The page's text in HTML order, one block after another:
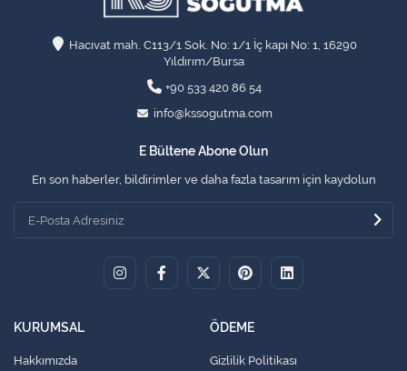
Hacıvat mah. C113/1 Sok. No: 1/1 İç kapı No: 1, 16290
Yıldırım/Bursa
+90 533 420 86 54
info@kssogutma.com
E Bültene Abone Olun
En son haberler, bildirimler ve daha fazla tasarım için kaydolun
KURUMSAL
Hakkımızda
ÖDEME
Gizlilik Politikası